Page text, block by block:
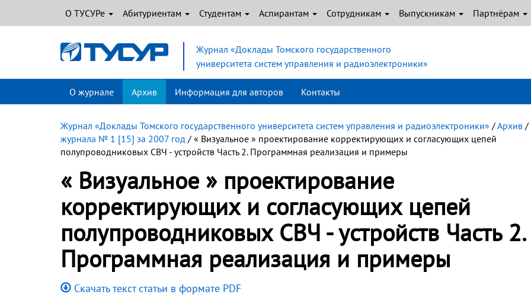
О ТУСУРе Абитуриентам Студентам Аспирантам Сотрудникам Выпускникам Партнёрам
Журнал «Доклады Томского государственного
университета систем управления и радиоэлектроники»
О журнале Архив Информация для авторов Контакты
Журнал «Доклады Томского государственного университета систем управления и радиоэлектроники» /Архив /
журнала № 1 [15] за 2007 год / « Визуальное » проектирование корректирующих и согласующих цепей
полупроводниковых СВЧ - устройств Часть 2. Программная реализация и примеры
« Визуальное » проектирование
корректирующих и согласующих цепей
полупроводниковых СВЧ - устройств Часть 2.
Программная реализация и примеры
Скачать текст статьи в формате PDF